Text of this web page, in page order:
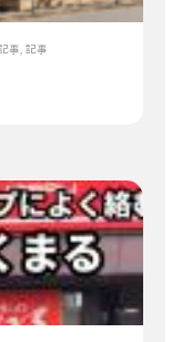
事, 記事